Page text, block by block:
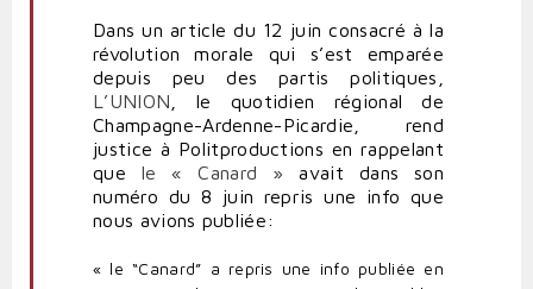
Dans un article du 12 juin consacré à la
révolution morale qui s’est emparée
depuis peu des partis politiques,
L’UNION , le quotidien régional de
Champagne-Ardenne-Picardie, rend
justice à Politproductions en rappelant
que le « Canard » avait dans son
numéro du 8 juin repris une info que
nous avions publiée:
« le “Canard” a repris une info publiée en